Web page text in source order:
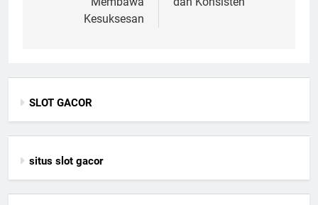
Kesuksesan
SLOT GACOR
situs slot gacor